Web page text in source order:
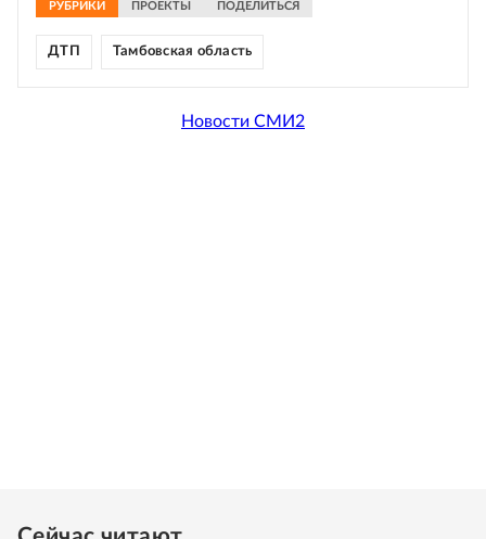
РУБРИКИ ПРОЕКТЫ ПОДЕЛИТЬСЯ
ДТП Тамбовская область
Новости СМИ2